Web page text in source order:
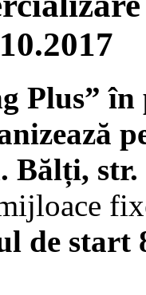
Plus”
Bălți,
de start